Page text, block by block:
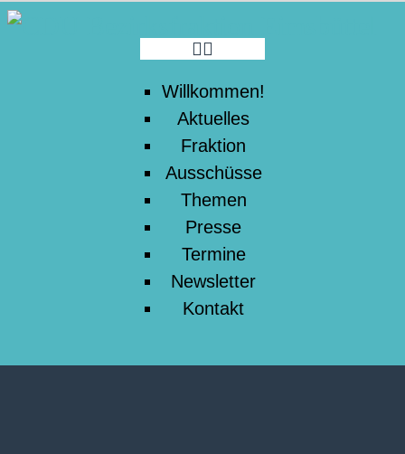
Willkommen!
Aktuelles
Fraktion
Ausschüsse
Themen
Presse
Termine
Newsletter
Kontakt
WILLKOMMEN!
AKTUELLES
FRAKTION
AUSSCHÜSSE
THEMEN
TERMINE